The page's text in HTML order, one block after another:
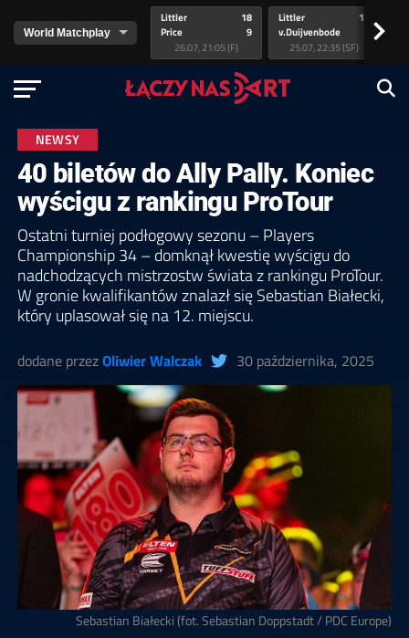
Littler
Price
18
9
26.07, 21:05 (F)
Littler
v.Duijvenbode
17
25.07, 22:35 (SF)
>
NEWSY
40 biletów do Ally Pally. Koniec
wyścigu z rankingu ProTour
Ostatni turniej podłogowy sezonu – Players
Championship 34 – domknął kwestię wyścigu do
nadchodzących mistrzostw świata z rankingu ProTour.
W gronie kwalifikantów znalazł się Sebastian Białecki,
który uplasował się na 12. miejscu.
dodane przezOliwier Walczak 30 października, 2025
Sebastian Białecki (fot. Sebastian Doppstadt / PDC Europe)